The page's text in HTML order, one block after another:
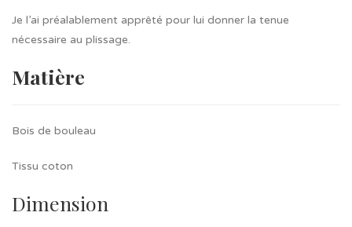
Je l’ai préalablement apprêté pour lui donner la tenue
nécessaire au plissage.
Matière
Bois de bouleau
Tissu coton
Dimension